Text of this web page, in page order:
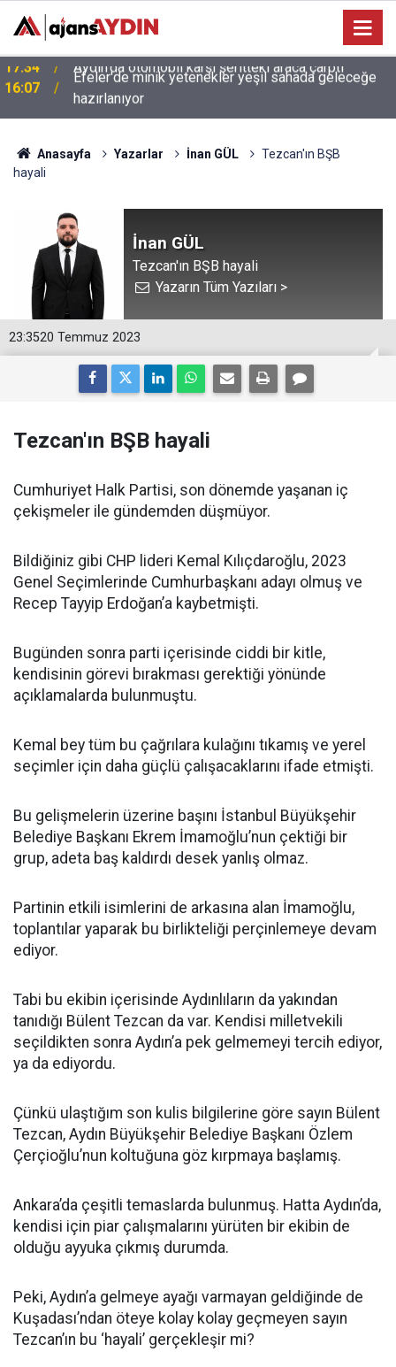
16:07
Efeler'de minik yetenekler yeşil sahada geleceğe
hazırlanıyor
Anasayfa Yazarlar İnan GÜL
Tezcan'ın BŞB
hayali
İnan GÜL
Tezcan'ın BŞB hayali
Yazarın Tüm Yazıları >
23:3520 Temmuz 2023
Tezcan'ın BŞB hayali
Cumhuriyet Halk Partisi, son dönemde yaşanan iç
çekişmeler ile gündemden düşmüyor.
Bildiğiniz gibi CHP lideri Kemal Kılıçdaroğlu, 2023
Genel Seçimlerinde Cumhurbaşkanı adayı olmuş ve
Recep Tayyip Erdoğan’a kaybetmişti.
Bugünden sonra parti içerisinde ciddi bir kitle,
kendisinin görevi bırakması gerektiği yönünde
açıklamalarda bulunmuştu.
Kemal bey tüm bu çağrılara kulağını tıkamış ve yerel
seçimler için daha güçlü çalışacaklarını ifade etmişti.
Bu gelişmelerin üzerine başını İstanbul Büyükşehir
Belediye Başkanı Ekrem İmamoğlu’nun çektiği bir
grup, adeta baş kaldırdı desek yanlış olmaz.
Partinin etkili isimlerini de arkasına alan İmamoğlu,
toplantılar yaparak bu birlikteliği perçinlemeye devam
ediyor.
Tabi bu ekibin içerisinde Aydınlıların da yakından
tanıdığı Bülent Tezcan da var. Kendisi milletvekili
seçildikten sonra Aydın’a pek gelmemeyi tercih ediyor,
ya da ediyordu.
Çünkü ulaştığım son kulis bilgilerine göre sayın Bülent
Tezcan, Aydın Büyükşehir Belediye Başkanı Özlem
Çerçioğlu’nun koltuğuna göz kırpmaya başlamış.
Ankara’da çeşitli temaslarda bulunmuş. Hatta Aydın’da,
kendisi için piar çalışmalarını yürüten bir ekibin de
olduğu ayyuka çıkmış durumda.
Peki, Aydın’a gelmeye ayağı varmayan geldiğinde de
Kuşadası’ndan öteye kolay kolay geçmeyen sayın
Tezcan’ın bu ‘hayali’ gerçekleşir mi?